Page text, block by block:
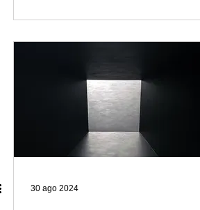
30 ago 2024